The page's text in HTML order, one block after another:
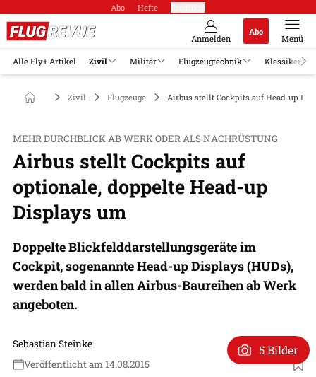
Abo Hefte
Anmelden
Abo
Menü
Alle Fly+ Artikel Zivil Militär Flugzeugtechnik Klassiker
Zivil Flugzeuge Airbus stellt Cockpits auf Head-up
MEHR DURCHBLICK AB WERK ODER ALS NACHRÜSTUNG
Airbus stellt Cockpits auf
optionale, doppelte Head-up
Displays um
Doppelte Blickfelddarstellungsgeräte im
Cockpit, sogenannte Head-up Displays (HUDs),
werden bald in allen Airbus-Baureihen ab Werk
angeboten.
Sebastian Steinke
Veröffentlicht am 14.08.2015
5 Bilder